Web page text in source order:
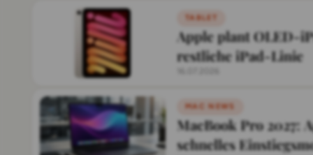
TABLET
Apple plant OLED-
restliche iPad-Linie
MAC NEWS
MacBook Pro 2027:
schnelles